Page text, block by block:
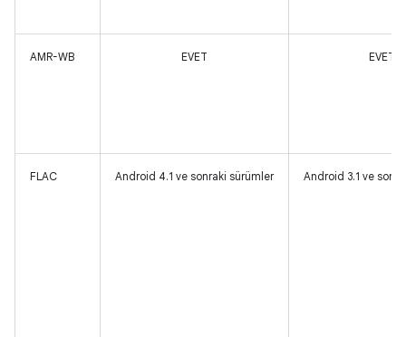
AMR-WB EVET EVET
FLAC Android 4.1 ve sonraki sürümler Android 3.1 ve